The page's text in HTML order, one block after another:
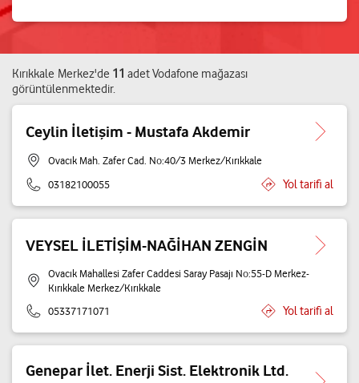
Kırıkkale Merkez'de 11 adetVodafone mağazası
görüntülenmektedir.
Ceylin İletişim - Mustafa Akdemir
Ovacık Mah. Zafer Cad. No:40/3 Merkez/Kırıkkale
03182100055
Yol tarifi al
VEYSEL İLETİŞİM-NAĞİHAN ZENGİN
Ovacık Mahallesi Zafer Caddesi Saray Pasajı No:55-D Merkez-
Kırıkkale Merkez/Kırıkkale
05337171071
Yol tarifi al
Genepar İlet. Enerji Sist. Elektronik Ltd.